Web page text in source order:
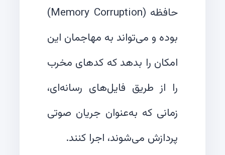
حافظه (Memory Corruption)
بوده و می‌تواند به مهاجمان این
امکان را بدهد که کدهای مخرب
را از طریق فایل‌های رسانه‌ای،
زمانی که به‌عنوان جریان صوتی